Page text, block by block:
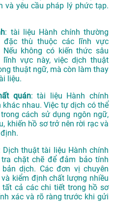
và yêu cầu pháp lý phức tạp.
: tài liệu Hành chính thường
đặc thù thuộc các lĩnh vực
Nếu không có kiến thức sâu
vực này, việc dịch thuật
thuật ngữ, mà còn làm thay
liệu.
quán: tài liệu Hành chính
nhau. Việc tự dịch có thể
cách sử dụng ngôn ngữ,
khiến hồ sơ trở nên rời rạc và
Dịch thuật tài liệu Hành chính
chặt chẽ để đảm bảo tính
dịch. Các đơn vị chuyên
kiểm định chất lượng nhiều
tất cả các chi tiết trong hồ sơ
xác và rõ ràng trước khi gửi